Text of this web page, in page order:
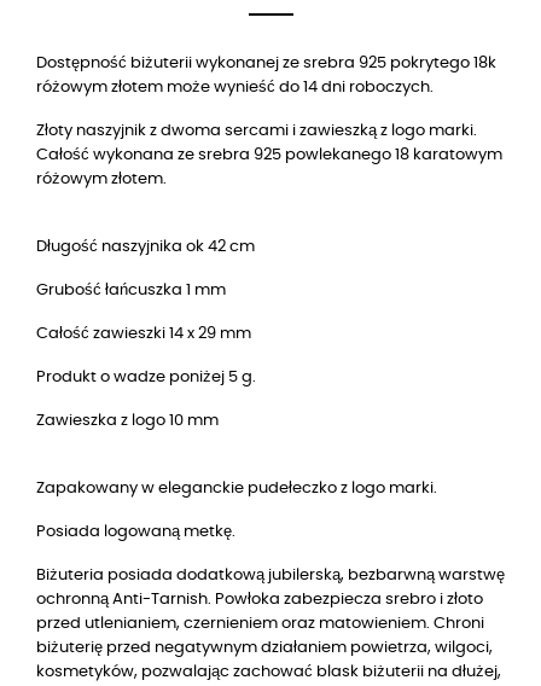
Dostępność biżuterii wykonanej ze srebra 925 pokrytego 18k
różowym złotem może wynieść do 14 dni roboczych.
Złoty naszyjnik z dwoma sercami i zawieszką z logo marki.
Całość wykonana ze srebra 925 powlekanego 18 karatowym
różowym złotem.
Długość naszyjnika ok 42 cm
Grubość łańcuszka 1 mm
Całość zawieszki 14 x 29 mm
Produkt o wadze poniżej 5 g.
Zawieszka z logo 10 mm
Zapakowany w eleganckie pudełeczko z logo marki.
Posiada logowaną metkę.
Biżuteria posiada dodatkową jubilerską, bezbarwną warstwę
ochronną Anti-Tarnish. Powłoka zabezpiecza srebro i złoto
przed utlenianiem, czernieniem oraz matowieniem. Chroni
biżuterię przed negatywnym działaniem powietrza, wilgoci,
kosmetyków, pozwalając zachować blask biżuterii na dłużej,